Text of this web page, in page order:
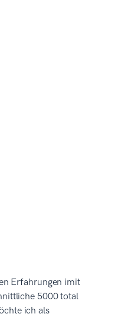
Erfahrungen imit
5000 total
ich als